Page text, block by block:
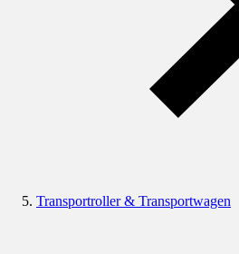
Transportroller & Transportwagen